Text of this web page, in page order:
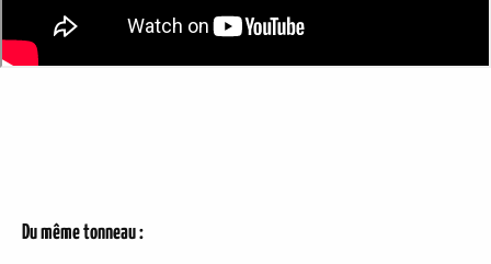
Du même tonneau :